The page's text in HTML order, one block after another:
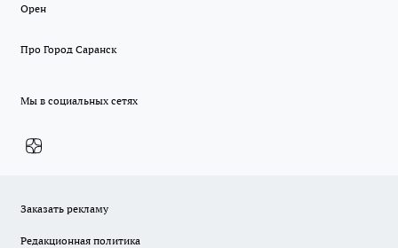
Орен
Про Город Саранск
Мы в социальных сетях
Заказать рекламу
Редакционная политика